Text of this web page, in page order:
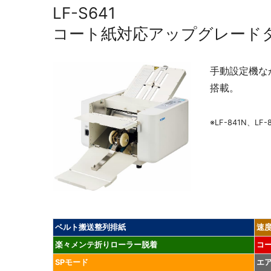
LF-S641
コート紙対応アップグレード
手動設定機
搭載。
※LF-841N、LF-
ベルト搬送整列排紙
速
楽々メンテ折りローラー脱着
コ
SPモード
エ